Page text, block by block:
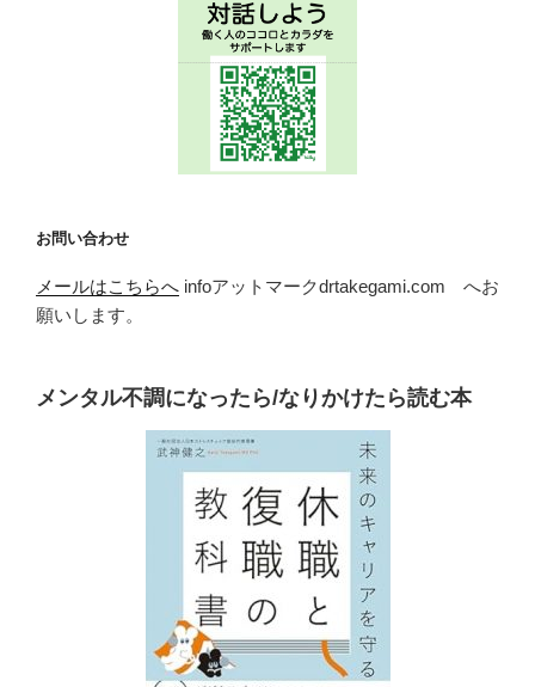
お問い合わせ
メールはこちらへ infoアットマークdrtakegami.com へお
願いします。
メンタル不調になったら/なりかけたら読む本